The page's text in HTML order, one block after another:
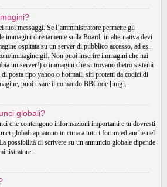
tuoi messaggi. Se l’amministratore permette gli
immagini direttamente sulla Board, in alternativa devi
ospitata su un server di pubblico accesso, ad es.
immagine.gif. Non puoi inserire immagini che hai
un server!) o immagini che si trovano dietro sistemi
di posta tipo yahoo o hotmail, siti protetti da codici di
puoi usare il comando BBCode [img].
globali?
che contengono informazioni importanti e tu dovresti
globali appaiono in cima a tutti i forum ed anche nel
possibilità di scrivere su un annuncio globale dipende